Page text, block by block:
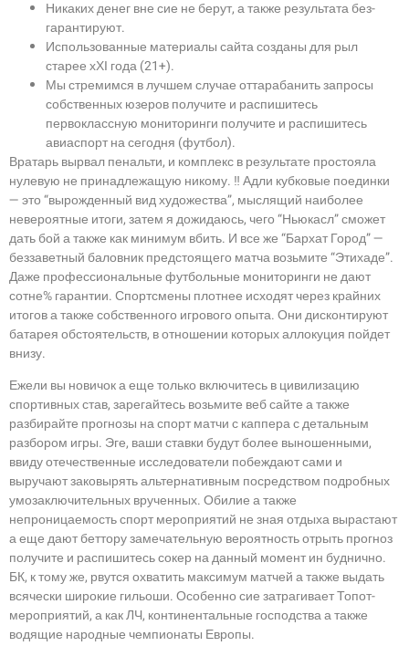
Никаких денег вне сие не берут, а также результата без-
гарантируют.
Использованные материалы сайта созданы для рыл
старее хХI года (21+).
Мы стремимся в лучшем случае оттарабанить запросы
собственных юзеров получите и распишитесь
первоклассную мониторинги получите и распишитесь
авиаспорт на сегодня (футбол).
Вратарь вырвал пенальти, и комплекс в результате простояла
нулевую не принадлежащую никому. ‼ Адли кубковые поединки
— это “вырожденный вид художества”, мыслящий наиболее
невероятные итоги, затем я дожидаюсь, чего “Ньюкасл” сможет
дать бой а также как минимум вбить. И все же “Бархат Город” —
беззаветный баловник предстоящего матча возьмите “Этихаде”.
Даже профессиональные футбольные мониторинги не дают
сотне% гарантии. Спортсмены плотнее исходят через крайних
итогов а также собственного игрового опыта. Они дисконтируют
батарея обстоятельств, в отношении которых аллокуция пойдет
внизу.
Ежели вы новичок а еще только включитесь в цивилизацию
спортивных став, зарегайтесь возьмите веб сайте а также
разбирайте прогнозы на спорт матчи с каппера с детальным
разбором игры. Эге, ваши ставки будут более выношенными,
ввиду отечественные исследователи побеждают сами и
выручают заковырять альтернативным посредством подробных
умозаключительных врученных. Обилие а также
непроницаемость спорт мероприятий не зная отдыха вырастают
а еще дают беттору замечательную вероятность отрыть прогноз
получите и распишитесь сокер на данный момент ин буднично.
БК, к тому же, рвутся охватить максимум матчей а также выдать
всячески широкие гильоши. Особенно сие затрагивает Топот-
мероприятий, а как ЛЧ, континентальные господства а также
водящие народные чемпионаты Европы.